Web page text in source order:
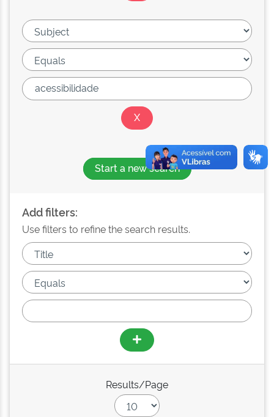
Start a new search
Add filters:
Use filters to refine the search results.
Results/Page